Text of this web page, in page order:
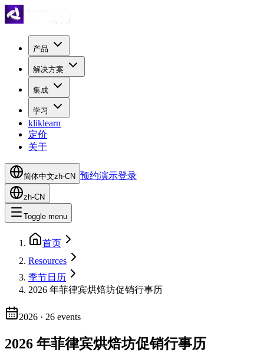
产品
解决方案
集成
学习
kliklearn
定价
关于
简体中文zh-CN 预约演示登录
zh-CN
Toggle menu
首页
Resources
季节日历
2026 年菲律宾烘焙坊促销行事历
2026 · 26 events
2026 年菲律宾烘焙坊促销行事历